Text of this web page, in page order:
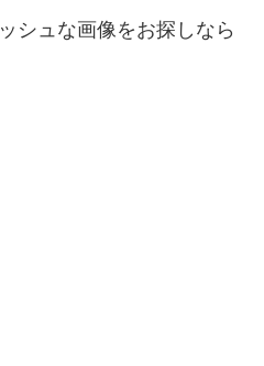
シュな画像をお探しなら